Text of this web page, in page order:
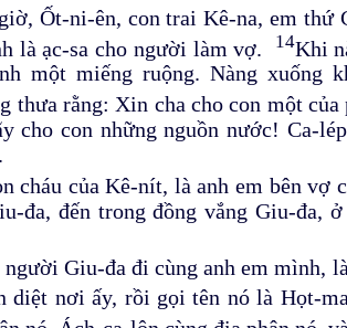
Ốt-ni-ên, con trai Kê-na, em thứ
là ạc-sa cho người làm vợ.
14Khi
một miếng ruộng. Nàng xuống
thưa rằng: Xin cha cho con một
cho con những nguồn nước! Ca-
cháu của Kê-nít, là anh em bên
đa, đến trong đồng vắng Giu-đa,
người Giu-đa đi cùng anh em mình,
diệt nơi ấy, rồi gọi tên nó là Họt-